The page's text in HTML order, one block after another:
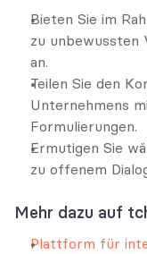
Bieten Sie im
zu unbewussten
an.
Teilen Sie den
Unternehmens
Formulierungen.
Ermutigen Sie
zu offenem
Mehr dazu auf
Plattform für